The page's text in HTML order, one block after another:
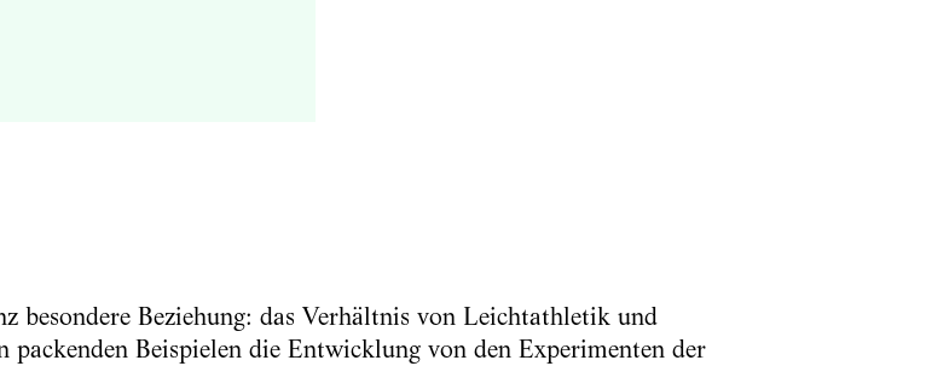
besondere Beziehung: das Verhältnis von Leichtathletik und
Beispielen die Entwicklung von den Experimenten der